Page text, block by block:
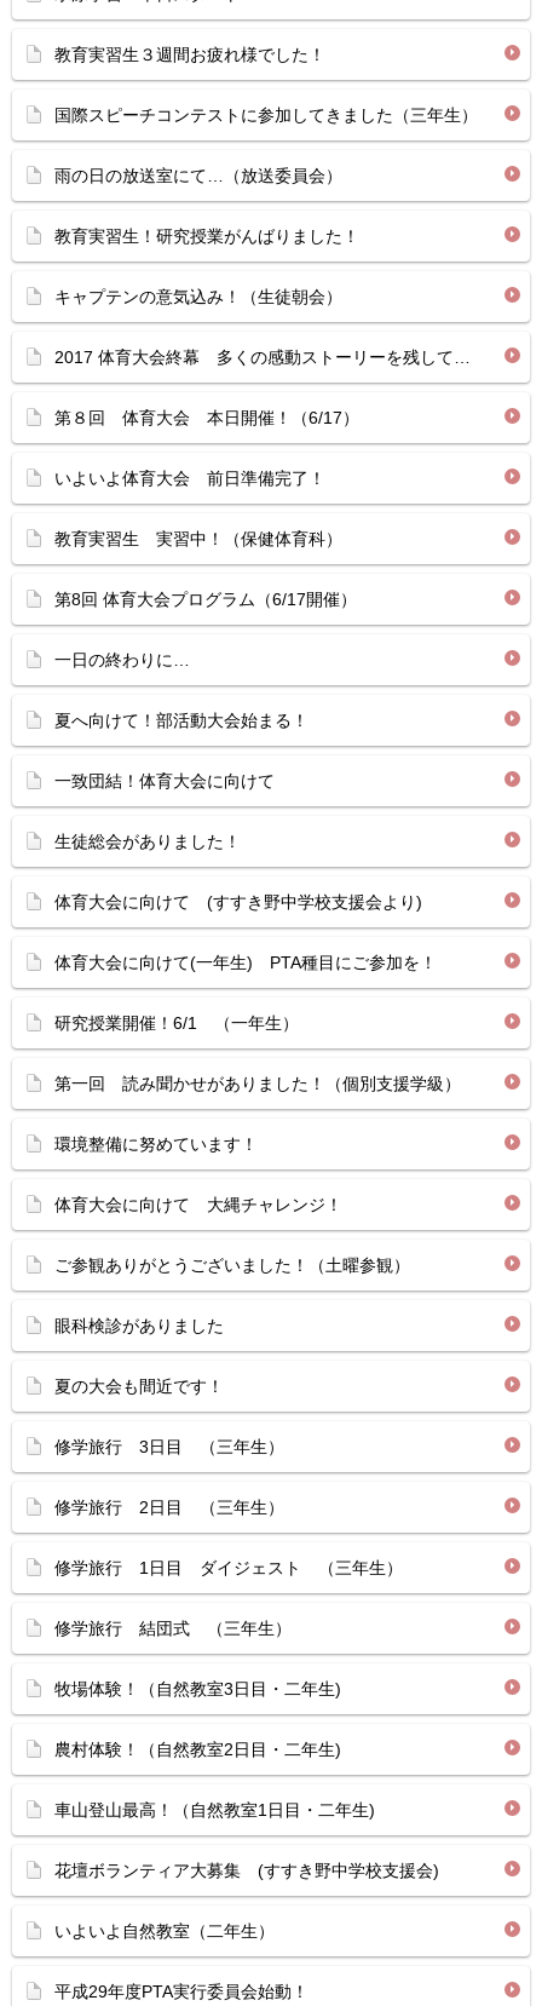
教育実習生３週間お疲れ様でした！
国際スピーチコンテストに参加してきました（三年生）
雨の日の放送室にて…（放送委員会）
教育実習生！研究授業がんばりました！
キャプテンの意気込み！（生徒朝会）
2017 体育大会終幕 多くの感動ストーリーを残して…
第８回 体育大会 本日開催！（6/17）
いよいよ体育大会 前日準備完了！
教育実習生 実習中！（保健体育科）
第8回 体育大会プログラム（6/17開催）
一日の終わりに…
夏へ向けて！部活動大会始まる！
一致団結！体育大会に向けて
生徒総会がありました！
体育大会に向けて (すすき野中学校支援会より)
体育大会に向けて(一年生) PTA種目にご参加を！
研究授業開催！6/1 （一年生）
第一回 読み聞かせがありました！（個別支援学級）
環境整備に努めています！
体育大会に向けて 大縄チャレンジ！
ご参観ありがとうございました！（土曜参観）
眼科検診がありました
夏の大会も間近です！
修学旅行 3日目 （三年生）
修学旅行 2日目 （三年生）
修学旅行 1日目 ダイジェスト （三年生）
修学旅行 結団式 （三年生）
牧場体験！（自然教室3日目・二年生)
農村体験！（自然教室2日目・二年生)
車山登山最高！（自然教室1日目・二年生)
花壇ボランティア大募集 (すすき野中学校支援会)
いよいよ自然教室（二年生）
平成29年度PTA実行委員会始動！